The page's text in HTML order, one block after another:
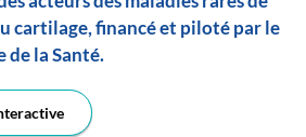
cartilage, financé et piloté par le
de la Santé.